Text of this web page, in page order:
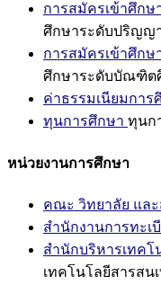
การสมัครเข้าศึก
ศึกษาระดับปริญ
การสมัครเข้าศึก
ศึกษาระดับบัณฑิต
ค่าธรรมเนียมการ
ทุนการศึกษา ทุนก
หน่วยงานการศึกษา
คณะ วิทยาลัย แล
สำนักงานการทะเ
สำนักบริหารเทคโ
เทคโนโลยีสารสน